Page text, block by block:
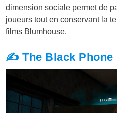
dimension sociale permet de
joueurs tout en conservant la
films Blumhouse.
✍️ The Black Phone